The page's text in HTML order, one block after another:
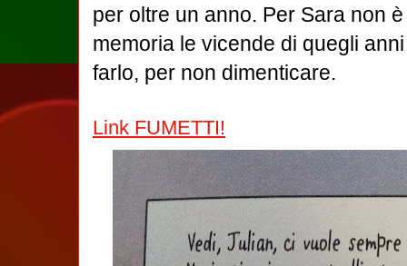
per oltre un anno. Per Sara non
memoria le vicende di quegli
farlo, per non dimenticare.
Link FUMETTI!